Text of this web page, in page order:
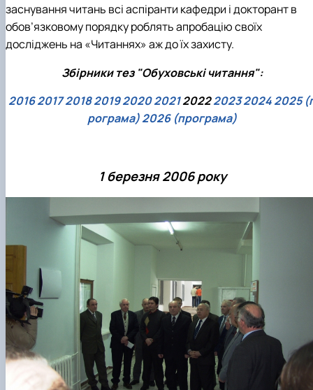
заснування читань всі аспіранти кафедри і докторант в
обов’язковому порядку роблять апробацію своїх
досліджень на «Читаннях» аж до їх захисту.
Збірники тез "Обуховські читання":
2016201720182019202020212022202320242025
рограма)2026 (програма)
1 березня 2006 року